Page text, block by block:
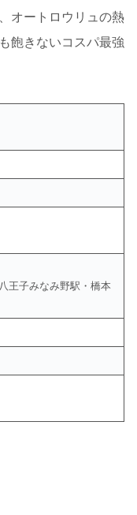
オートロウリュの熱
飽きないコスパ最強
王子みなみ野駅・橋本